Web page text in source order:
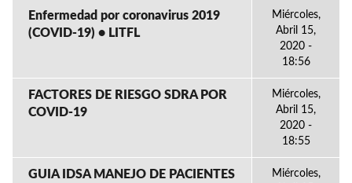
Enfermedad por coronavirus 2019
(COVID-19) • LITFL
Miércoles,
Abril 15,
2020 -
18:56
FACTORES DE RIESGO SDRA POR
COVID-19
Miércoles,
Abril 15,
2020 -
18:55
GUIA IDSA MANEJO DE PACIENTES
Miércoles,